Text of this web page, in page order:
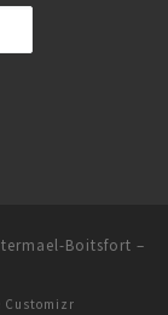
Boitsfort –
Customizr